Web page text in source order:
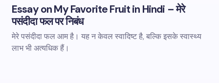
Essay on My Favorite Fruit in Hindi – मेरे
पसंदीदा फल पर निबंध
मेरे पसंदीदा फल आम है। यह न केवल स्वादिष्ट है, बल्कि इसके स्वास्थ्य
लाभ भी अत्यधिक हैं।